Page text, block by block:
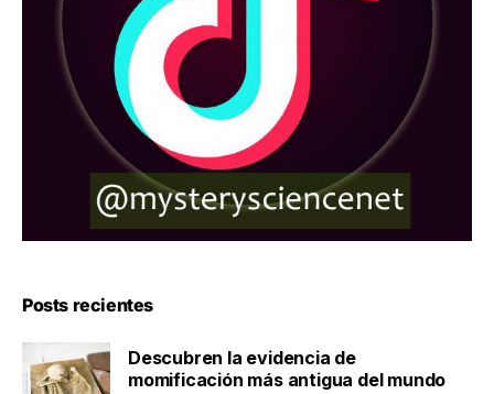
Posts recientes
Descubren la evidencia de
momificación más antigua del mundo